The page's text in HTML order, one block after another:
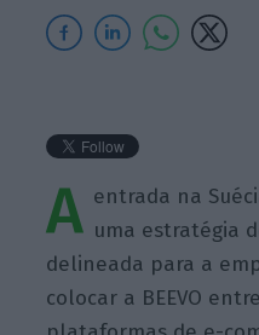
A entrada na
uma estratégia
delineada para a
colocar a BEEVO